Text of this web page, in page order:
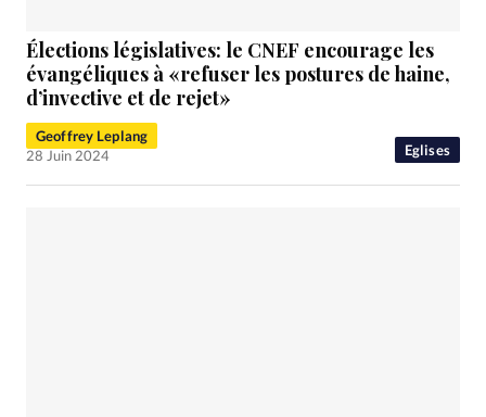
Eglises
Élections législatives: le CNEF encourage les
évangéliques à «refuser les postures de haine,
d’invective et de rejet»
Geoffrey Leplang
28 Juin 2024